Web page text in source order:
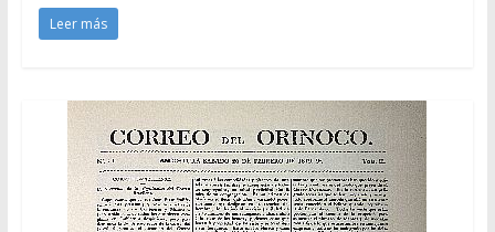
Leer más